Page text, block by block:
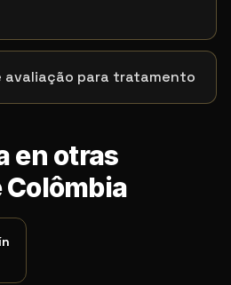
avaliação para tratamento
en otras